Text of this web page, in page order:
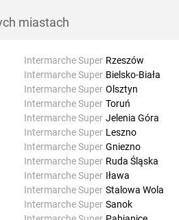
miastach
Intermarche Super Rzeszów
Intermarche Super Bielsko-Biała
Intermarche Super Olsztyn
Intermarche Super Toruń
Intermarche Super Jelenia Góra
Intermarche Super Leszno
Intermarche Super Gniezno
Intermarche Super Ruda Śląska
Intermarche Super Iława
Intermarche Super Stalowa Wola
Intermarche Super Sanok